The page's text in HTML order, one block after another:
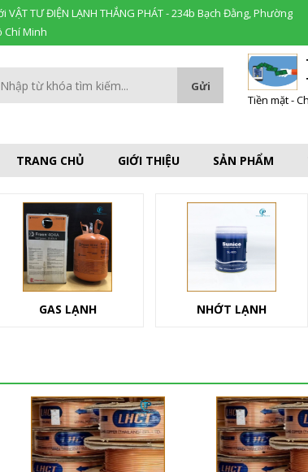
TƯ ĐIỆN LẠNH THẮNG PHÁT - 234b Bạch Đằng, Phường
Chí Minh
Tiền mặt -
TRANG CHỦ GIỚI THIỆU SẢN PHẨM
GAS LẠNH NHỚT LẠNH